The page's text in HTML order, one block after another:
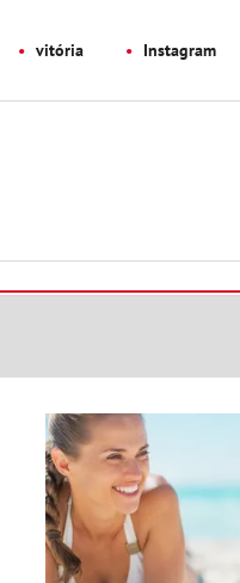
vitória Instagram